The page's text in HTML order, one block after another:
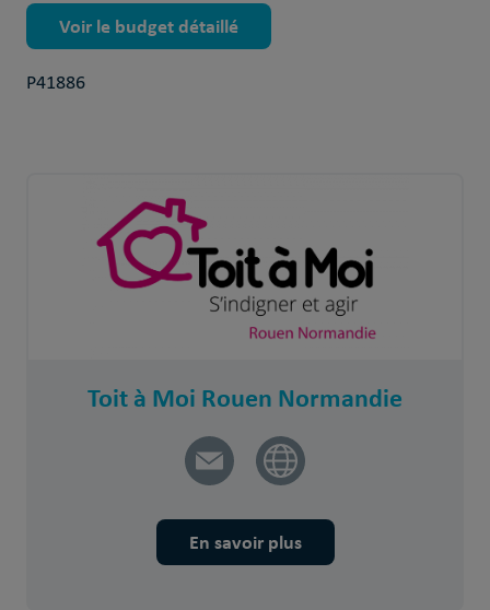
Voir le budget détaillé
P41886
Toit à Moi Rouen Normandie
En savoir plus